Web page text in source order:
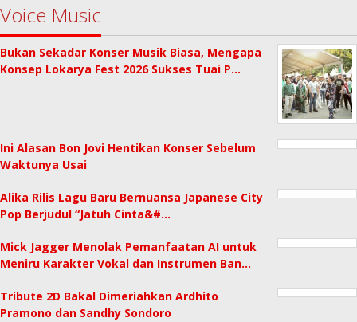
Voice Music
Bukan Sekadar Konser Musik Biasa, Mengapa
Konsep Lokarya Fest 2026 Sukses Tuai P…
Ini Alasan Bon Jovi Hentikan Konser Sebelum
Waktunya Usai
Alika Rilis Lagu Baru Bernuansa Japanese City
Pop Berjudul “Jatuh Cinta&#…
Mick Jagger Menolak Pemanfaatan AI untuk
Meniru Karakter Vokal dan Instrumen Ban…
Tribute 2D Bakal Dimeriahkan Ardhito
Pramono dan Sandhy Sondoro